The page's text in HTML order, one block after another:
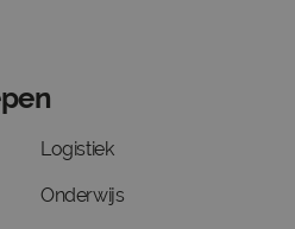
Logistiek
Onderwijs